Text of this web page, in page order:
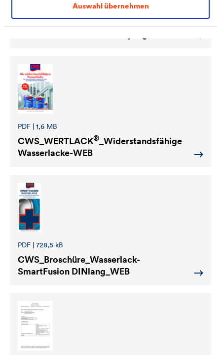
Auswahl übernehmen
PDF | 4,3 MB
PDF | 1,6 MB
CWS_WERTLACK® _Widerstandsfähige
Wasserlacke-WEB
PDF | 728,5 kB
CWS_Broschüre_Wasserlack-
SmartFusion DINlang_WEB